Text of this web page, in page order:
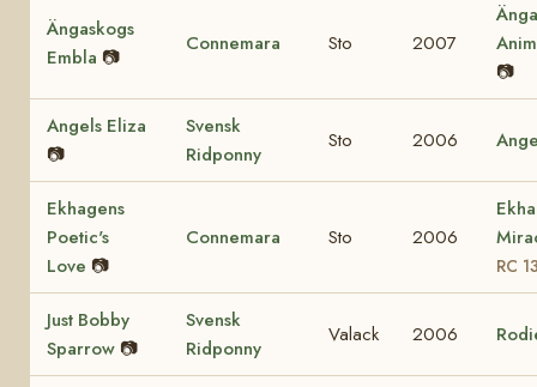
Ängaskogs
Embla 📷
Connemara Sto 2007
📷
Angels Eliza
📷
Svensk
Ridponny
Sto 2006
Ekhagens
Poetic's
Love 📷
Connemara Sto 2006
RC
Just Bobby
Sparrow 📷
Svensk
Ridponny
Valack 2006